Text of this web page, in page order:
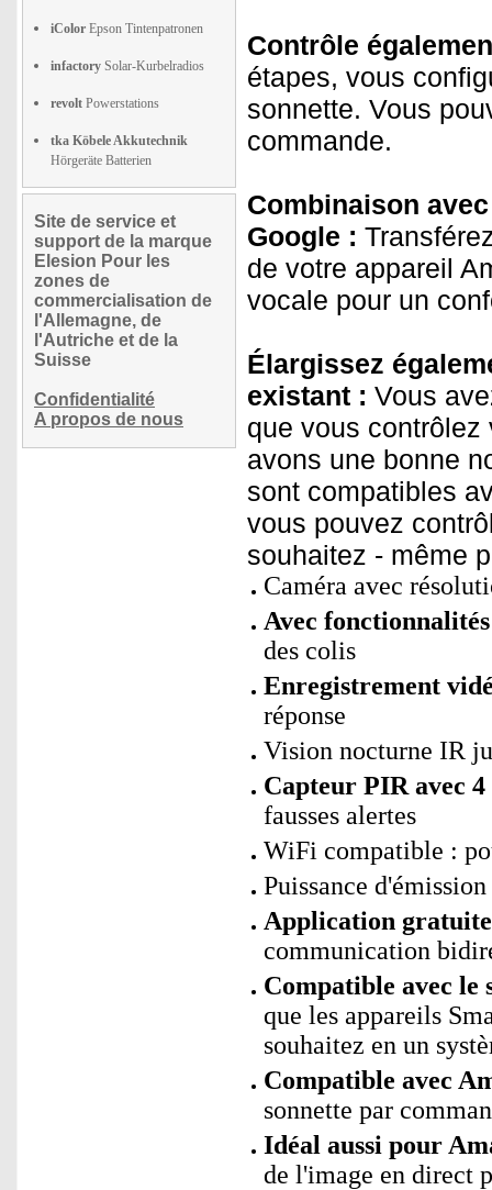
iColor Epson Tintenpatronen
infactory Solar-Kurbelradios
revolt Powerstations
tka Köbele Akkutechnik
Hörgeräte Batterien
Site de service et
support de la marque
Elesion Pour les
zones de
commercialisation de
l'Allemagne, de
l'Autriche et de la
Suisse
Confidentialité
A propos de nous
Contrôle
étapes, vous
sonnette. Vous
commande.
Combinaison
Google :
de votre appareil
vocale pour un
Élargissez
existant : Vous
que vous
avons une bonne
sont compatibles
vous pouvez
souhaitez - même
Caméra avec
Avec
des colis
Enregistrement
réponse
Vision nocturne IR
Capteur PIR avec
fausses alertes
WiFi compatible :
Puissance
Application
communication
Compatible avec le
que les appareils
souhaitez en un
Compatible avec
sonnette par
Idéal aussi pour
de l'image en direct